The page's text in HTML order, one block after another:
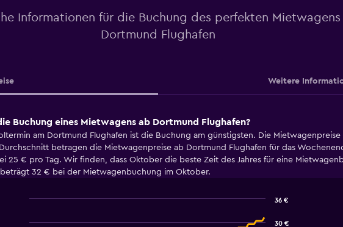
Informationen für die Buchung des perfekten Mietwagens
Dortmund Flughafen
Weitere
Buchung eines Mietwagens ab Dortmund Flughafen?
am Dortmund Flughafen ist die Buchung am günstigsten. Die
betragen die Mietwagenpreise ab Dortmund Flughafen für das
25 € pro Tag. Wir finden, dass Oktober die beste Zeit des Jahres für eine
32 € bei der Mietwagenbuchung im Oktober.
chart
30 €
36 €